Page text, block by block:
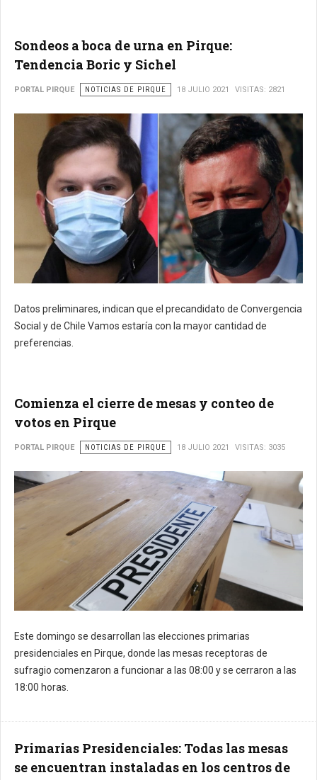
Sondeos a boca de urna en Pirque:
Tendencia Boric y Sichel
PORTAL PIRQUE NOTICIAS DE PIRQUE 18 JULIO 2021 VISITAS: 2821
Datos preliminares, indican que el precandidato de Convergencia
Social y de Chile Vamos estaría con la mayor cantidad de
preferencias.
Comienza el cierre de mesas y conteo de
votos en Pirque
PORTAL PIRQUE NOTICIAS DE PIRQUE 18 JULIO 2021 VISITAS: 3035
Este domingo se desarrollan las elecciones primarias
presidenciales en Pirque, donde las mesas receptoras de
sufragio comenzaron a funcionar a las 08:00 y se cerraron a las
18:00 horas.
Primarias Presidenciales: Todas las mesas
se encuentran instaladas en los centros de